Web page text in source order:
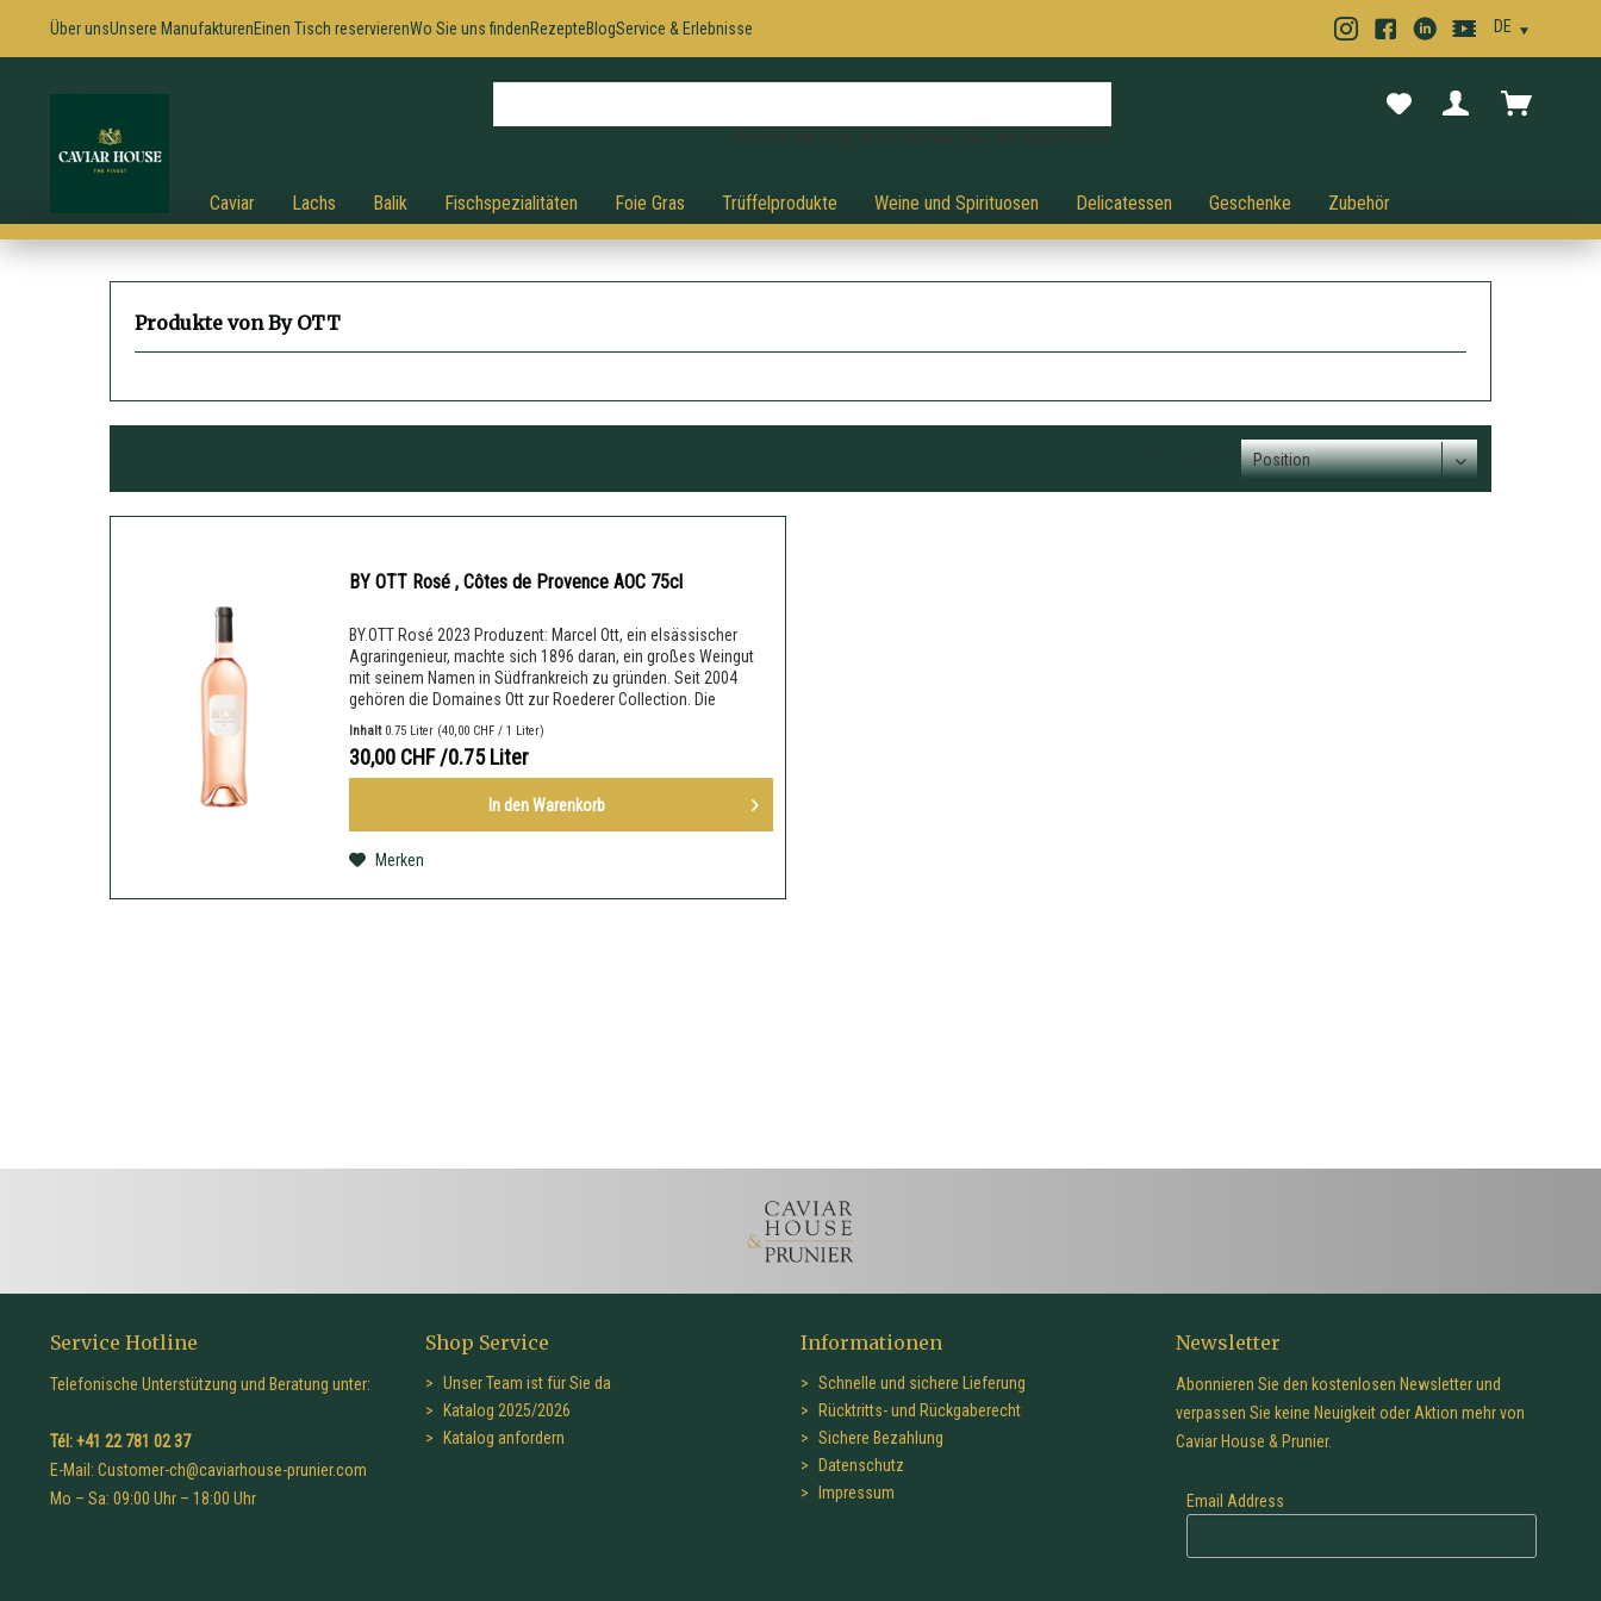
Über unsUnsere ManufakturenEinen Tisch reservierenWo Sie uns findenRezepteBlogService & Erlebnisse
Caviar Lachs Balik Fischspezialitäten Foie Gras Trüffelprodukte Weine und Spirituosen Delicatessen Geschenke Zubehör
Produkte von By OTT
BY OTT Rosé , Côtes de Provence AOC 75cl
BY.OTT Rosé 2023 Produzent: Marcel Ott, ein elsässischer
Agraringenieur, machte sich 1896 daran, ein großes Weingut
mit seinem Namen in Südfrankreich zu gründen. Seit 2004
gehören die Domaines Ott zur Roederer Collection. Die
Produktion...
Inhalt 0.75 Liter (40,00 CHF / 1 Liter)
30,00 CHF/0.75 Liter
In den Warenkorb
Merken
Service Hotline
Telefonische Unterstützung und Beratung unter:
Tél: +41 22 781 02 37
E-Mail: Customer-ch@caviarhouse-prunier.com
Mo – Sa: 09:00 Uhr – 18:00 Uhr
Shop Service
Unser Team ist für Sie da
Katalog 2025/2026
Katalog anfordern
Informationen
Schnelle und sichere Lieferung
Rücktritts- und Rückgaberecht
Sichere Bezahlung
Datenschutz
Impressum
Newsletter
Abonnieren Sie den kostenlosen Newsletter und
verpassen Sie keine Neuigkeit oder Aktion mehr von
Caviar House & Prunier.
Email Address